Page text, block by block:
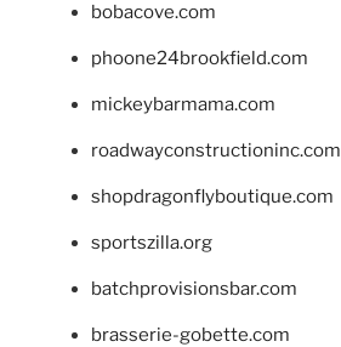
bobacove.com
phoone24brookfield.com
mickeybarmama.com
roadwayconstructioninc.com
shopdragonflyboutique.com
sportszilla.org
batchprovisionsbar.com
brasserie-gobette.com